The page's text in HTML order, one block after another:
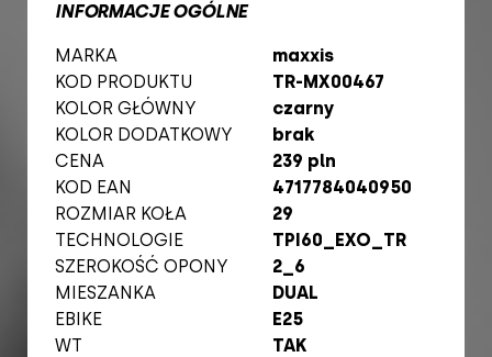
INFORMACJE OGÓLNE
MARKA
maxxis
KOD PRODUKTU
TR-MX00467
KOLOR GŁÓWNY
czarny
KOLOR DODATKOWY
brak
CENA
239 pln
KOD EAN
4717784040950
ROZMIAR KOŁA
29
TECHNOLOGIE
TPI60_EXO_TR
SZEROKOŚĆ OPONY
2_6
MIESZANKA
DUAL
EBIKE
E25
WT
TAK